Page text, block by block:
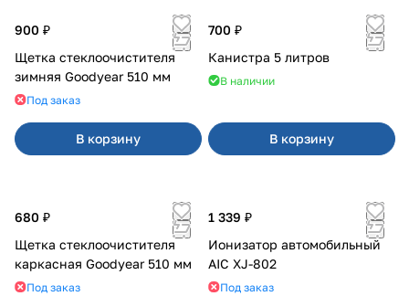
900 ₽
Щетка стеклоочистителя
зимняя Goodyear 510 мм
Под заказ
В корзину
700 ₽
Канистра 5 литров
В наличии
В корзину
680 ₽
Щетка стеклоочистителя
каркасная Goodyear 510 мм
Под заказ
1 339 ₽
Ионизатор автомобильный
AIC XJ-802
Под заказ